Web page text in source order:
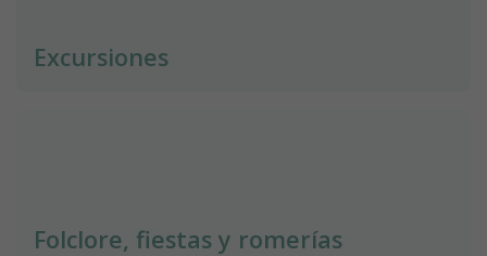
Excursiones
Folclore, fiestas y romerías